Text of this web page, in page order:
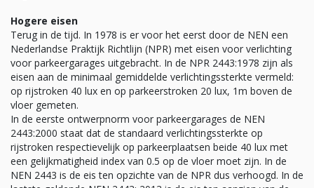
Hogere eisen
Terug in de tijd. In 1978 is er voor het eerst door de NEN een
Nederlandse Praktijk Richtlijn (NPR) met eisen voor verlichting
voor parkeergarages uitgebracht. In de NPR 2443:1978 zijn als
eisen aan de minimaal gemiddelde verlichtingssterkte vermeld:
op rijstroken 40 lux en op parkeerstroken 20 lux, 1m boven de
vloer gemeten.
In de eerste ontwerpnorm voor parkeergarages de NEN
2443:2000 staat dat de standaard verlichtingssterkte op
rijstroken respectievelijk op parkeerplaatsen beide 40 lux met
een gelijkmatigheid index van 0.5 op de vloer moet zijn. In de
NEN 2443 is de eis ten opzichte van de NPR dus verhoogd. In de